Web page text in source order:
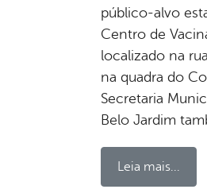
público-alvo
Centro de
localizado na
na quadra do
Secretaria
Belo Jardim
Leia mais...